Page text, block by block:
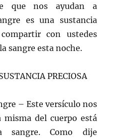
que nos ayudan a
es una sustancia
con ustedes
sangre esta noche.
PRECIOSA
– Este versículo nos
del cuerpo está
sangre. Como dije